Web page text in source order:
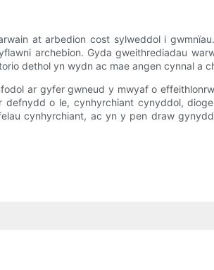
at arbedion cost sylweddol i
archebion. Gyda gweithrediadau
dethol yn wydn ac mae angen cynnal a
ar gyfer gwneud y mwyaf o
o le, cynhyrchiant cynyddol,
cynhyrchiant, ac yn y pen draw